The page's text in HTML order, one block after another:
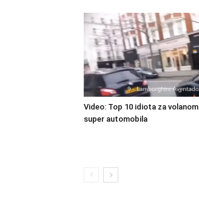
Video: Top 10 idiota za volanom
super automobila